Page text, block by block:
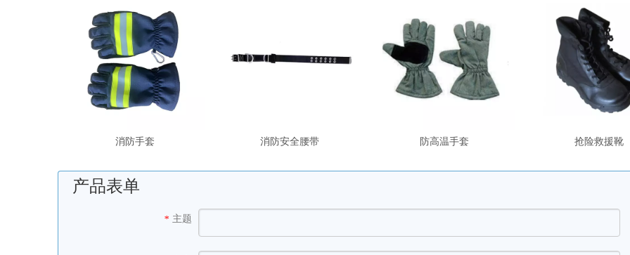
消防手套 消防安全腰带 防高温手套 抢险救援靴
产品表单
* 主题